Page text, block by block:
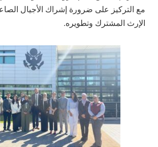
مع التركيز على ضرورة إشراك الأجيال
الإرث المشترك وتطويره.